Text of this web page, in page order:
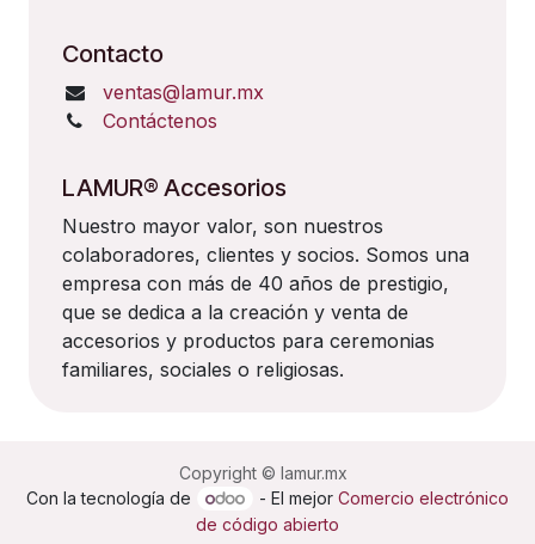
Contacto
ventas@lamur.mx
Contáctenos
LAMUR® Accesorios
Nuestro mayor valor, son nuestros
colaboradores, clientes y socios. Somos una
empresa con más de 40 años de prestigio,
que se dedica a la creación y venta de
accesorios y productos para ceremonias
familiares, sociales o religiosas.
Copyright © lamur.mx
Con la tecnología de
- El mejor Comercio electrónico
de código abierto